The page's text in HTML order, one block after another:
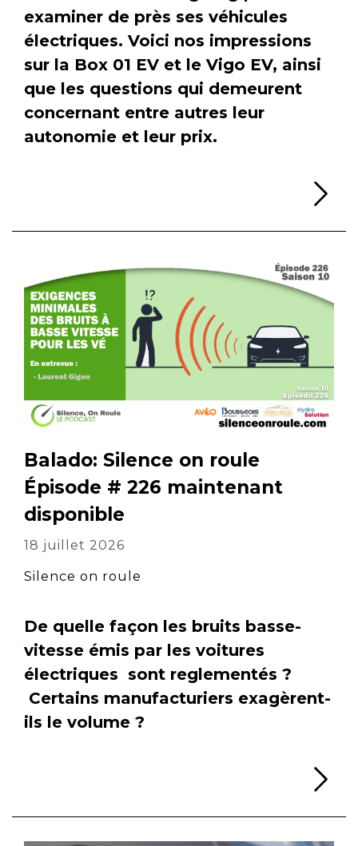
examiner de près ses véhicules
électriques. Voici nos impressions
sur la Box 01 EV et le Vigo EV, ainsi
que les questions qui demeurent
concernant entre autres leur
autonomie et leur prix.
Balado: Silence on roule
Épisode # 226 maintenant
disponible
18 juillet 2026
Silence on roule
De quelle façon les bruits basse-
vitesse émis par les voitures
électriques sont reglementés ?
Certains manufacturiers exagèrent-
ils le volume ?